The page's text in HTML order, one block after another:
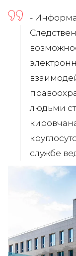
-
людьми
службе